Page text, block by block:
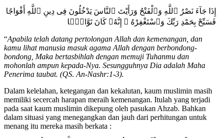
إِذَا جَآءَ نَصْرُ ٱللَّهِ وَٱلْفَتْحُ وَرَأَيْتَ ٱلنَّاسَ يَدْخُلُونَ فِى دِينِ ٱللَّهِ أَفْوَاجًا
فَسَبِّحْ بِحَمْدِ رَبِّكَ وَٱسْتَغْفِرْهُ ۚ إِنَّهُۥ كَانَ تَوَّابًۢا
“Apabila telah datang pertolongan Allah dan kemenangan, dan
kamu lihat manusia masuk agama Allah dengan berbondong-
bondong, Maka bertasbihlah dengan memuji Tuhanmu dan
mohonlah ampun kepada-Nya. Sesungguhnya Dia adalah Maha
Penerima taubat. (QS. An-Nashr:1-3).
Dalam kelelahan, ketegangan dan kekalutan, kaum muslimin masih
memiliki secercah harapan meraih kemenangan. Itulah yang terjadi
pada saat kaum muslimin dikepung oleh pasukan Ahzab. Bahkan
dalam situasi yang menegangkan dan jauh dari perhitungan untuk
menang itu mereka masih berkata :